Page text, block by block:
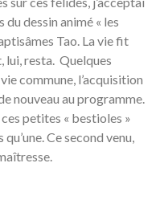
dessin animé « les
Tao. La vie fit
lui, resta. Quelques
commune, l’acquisition
nouveau au programme.
petites « bestioles »
Ce second venu,